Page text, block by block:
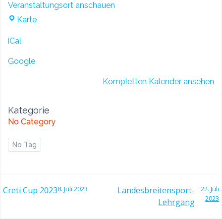
Veranstaltungsort anschauen
KarteSporthalle
iCal
Google
Kompletten Kalender ansehen
Kategorie
No Category
No Tag
POST
Creti Cup 20238. Juli 2023
POST
Landesbreitensport-
Lehrgang
22. Juli
2023